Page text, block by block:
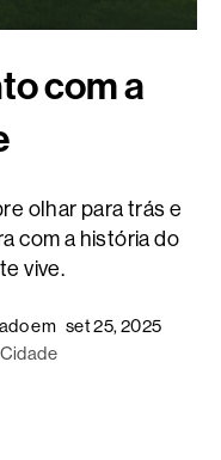
com a
olhar para trás e
com a história do
vive.
em set 25, 2025